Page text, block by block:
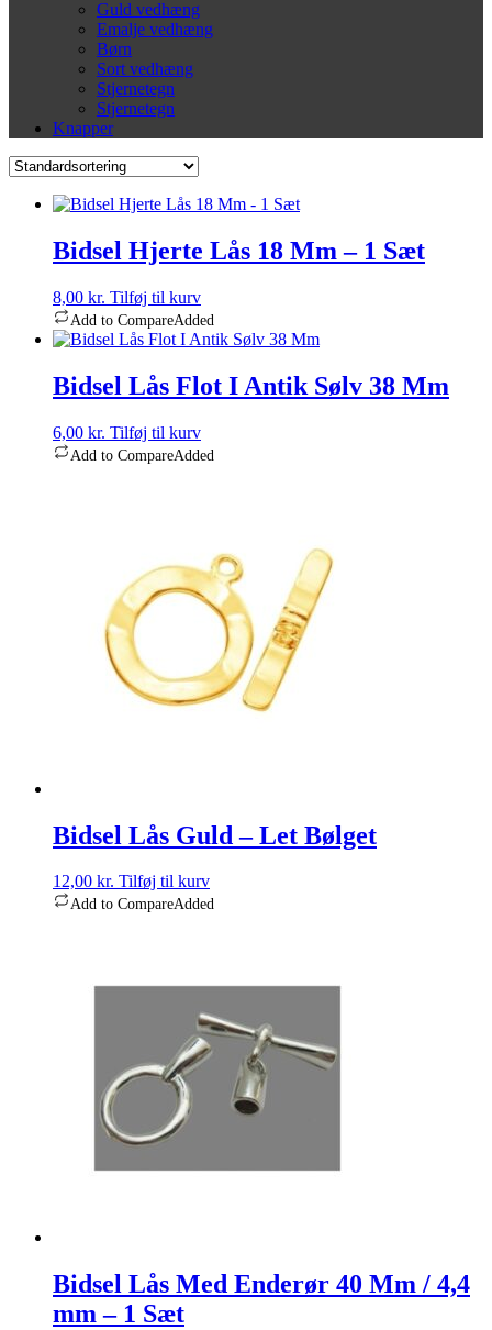
Guld vedhæng
Emalje vedhæng
Børn
Sort vedhæng
Stjernetegn
Stjernetegn
Knapper
Bidsel Hjerte Lås 18 Mm – 1 Sæt
8,00 kr. Tilføj til kurv
Add to CompareAdded
Bidsel Lås Flot I Antik Sølv 38 Mm
6,00 kr. Tilføj til kurv
Add to CompareAdded
Bidsel Lås Guld – Let Bølget
12,00 kr. Tilføj til kurv
Add to CompareAdded
Bidsel Lås Med Enderør 40 Mm / 4,4
mm – 1 Sæt